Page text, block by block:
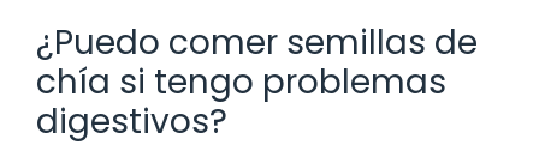
¿Puedo comer semillas de
chía si tengo problemas
digestivos?